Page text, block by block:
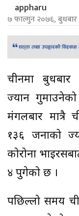
appharu
७ फाल्गुन २०७६, बुधबार
चीनमा बुधबार
ज्यान
मंगलबार मात्रै
१३६ जनाको
कोरोना
४ पुगेको छ ।
पछिल्लो समय